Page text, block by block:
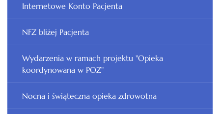
Internetowe Konto Pacjenta
NFZ bliżej Pacjenta
Wydarzenia w ramach projektu "Opieka
koordynowana w POZ"
Nocna i świąteczna opieka zdrowotna